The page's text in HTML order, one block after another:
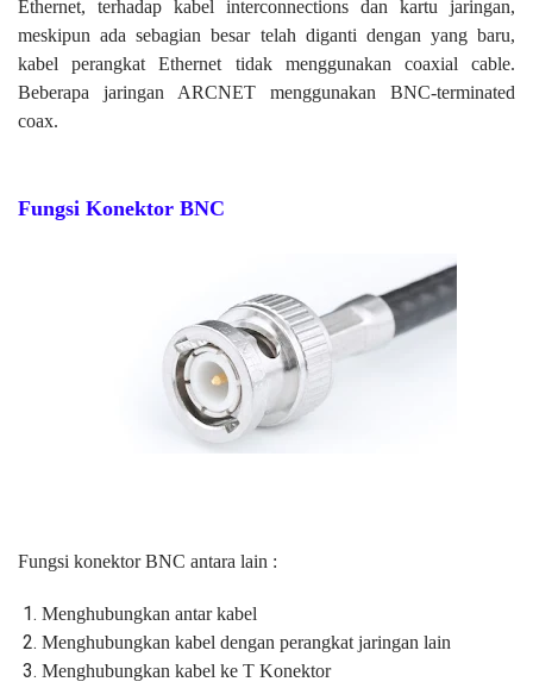
Ethernet, terhadap kabel interconnections dan kartu jaringan,
meskipun ada sebagian besar telah diganti dengan yang baru,
kabel perangkat Ethernet tidak menggunakan coaxial cable.
Beberapa jaringan ARCNET menggunakan BNC-terminated
coax.
Fungsi Konektor BNC
Fungsi konektor BNC antara lain :
Menghubungkan antar kabel
Menghubungkan kabel dengan perangkat jaringan lain
Menghubungkan kabel ke T Konektor